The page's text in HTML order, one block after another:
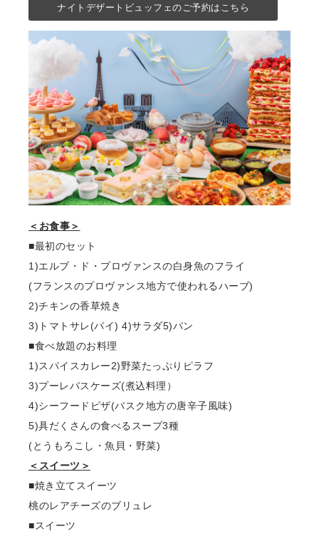
ナイトデザートビュッフェのご予約はこちら
＜お⾷事＞
■最初のセット
1)エルブ・ド・プロヴァンスの⽩⾝⿂のフライ
(フランスのプロヴァンス地⽅で使われるハーブ)
2)チキンの⾹草焼き
3)トマトサレ(パイ) 4)サラダ5)パン
■⾷べ放題のお料理
1)スパイスカレー2)野菜たっぷりピラフ
3)プーレバスケーズ(煮込料理）
4)シーフードピザ(バスク地⽅の唐⾟⼦⾵味)
5)具だくさんの⾷べるスープ3種
(とうもろこし・⿂⾙・野菜)
＜スイーツ＞
■焼き⽴てスイーツ
桃のレアチーズのブリュレ
■スイーツ